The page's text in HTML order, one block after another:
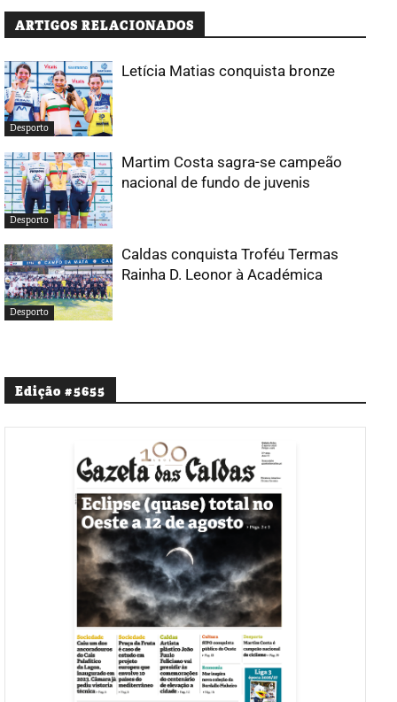
ARTIGOS RELACIONADOS
Desporto
Letícia Matias conquista bronze
Desporto
Martim Costa sagra-se campeão
nacional de fundo de juvenis
Desporto
Caldas conquista Troféu Termas
Rainha D. Leonor à Académica
Edição #5655